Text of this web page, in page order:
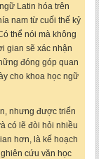
Films
in the literatures of
Latin hóa trên
nam từ cuối thế kỷ
thể nói mà không
gian sẽ xác nhận
đóng góp quan
cho khoa học ngữ
nhưng được triển
có lẽ đòi hỏi nhiều
hơn, là kế hoạch
cứu văn học